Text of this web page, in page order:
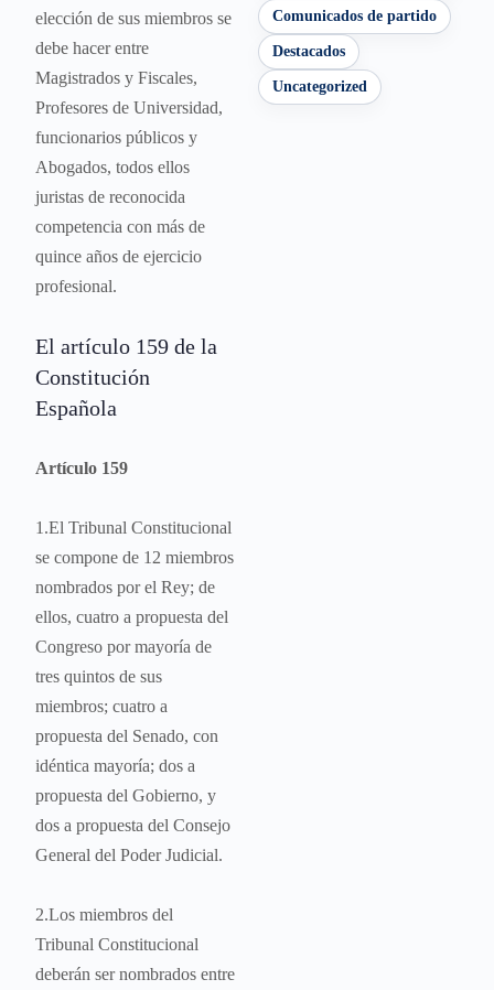
Comunicados de partido
Destacados
Uncategorized
elección de sus miembros se
debe hacer entre
Magistrados y Fiscales,
Profesores de Universidad,
funcionarios públicos y
Abogados, todos ellos
juristas de reconocida
competencia con más de
quince años de ejercicio
profesional.
El artículo 159 de la
Constitución
Española
Artículo 159
1.El Tribunal Constitucional
se compone de 12 miembros
nombrados por el Rey; de
ellos, cuatro a propuesta del
Congreso por mayoría de
tres quintos de sus
miembros; cuatro a
propuesta del Senado, con
idéntica mayoría; dos a
propuesta del Gobierno, y
dos a propuesta del Consejo
General del Poder Judicial.
2.Los miembros del
Tribunal Constitucional
deberán ser nombrados entre